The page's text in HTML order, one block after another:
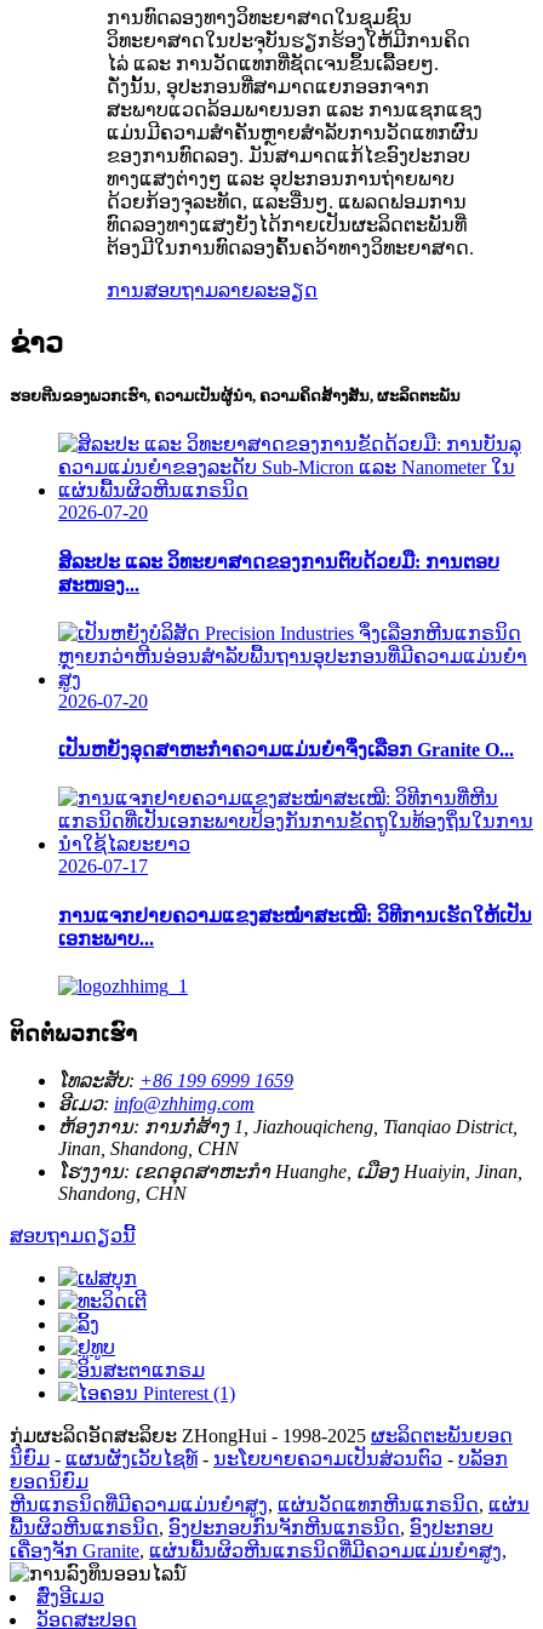
ການທົດລອງທາງວິທະຍາສາດໃນຊຸມຊົນ
ວິທະຍາສາດໃນປະຈຸບັນຮຽກຮ້ອງໃຫ້ມີການຄິດ
ໄລ່ ແລະ ການວັດແທກທີ່ຊັດເຈນຂຶ້ນເລື້ອຍໆ.
ດັ່ງນັ້ນ, ອຸປະກອນທີ່ສາມາດແຍກອອກຈາກ
ສະພາບແວດລ້ອມພາຍນອກ ແລະ ການແຊກແຊງ
ແມ່ນມີຄວາມສຳຄັນຫຼາຍສຳລັບການວັດແທກຜົນ
ຂອງການທົດລອງ. ມັນສາມາດແກ້ໄຂອົງປະກອບ
ທາງແສງຕ່າງໆ ແລະ ອຸປະກອນການຖ່າຍພາບ
ດ້ວຍກ້ອງຈຸລະທັດ, ແລະອື່ນໆ. ແພລດຟອມການ
ທົດລອງທາງແສງຍັງໄດ້ກາຍເປັນຜະລິດຕະພັນທີ່
ຕ້ອງມີໃນການທົດລອງຄົ້ນຄວ້າທາງວິທະຍາສາດ.
ການສອບຖາມລາຍລະອຽດ
ຂ່າວ
ຮອຍຕີນຂອງພວກເຮົາ, ຄວາມເປັນຜູ້ນຳ, ຄວາມຄິດສ້າງສັນ, ຜະລິດຕະພັນ
2026-07-20
ສິລະປະ ແລະ ວິທະຍາສາດຂອງການຕົບດ້ວຍມື: ການຕອບ
ສະໜອງ...
2026-07-20
ເປັນຫຍັງອຸດສາຫະກໍາຄວາມແມ່ນຍໍາຈຶ່ງເລືອກ Granite O...
2026-07-17
ການແຈກຢາຍຄວາມແຂງສະໝໍ່າສະເໝີ: ວິທີການເຮັດໃຫ້ເປັນ
ເອກະພາບ...
ຕິດຕໍ່ພວກເຮົາ
ໂທລະສັບ: +86 199 6999 1659
ອີເມວ: info@zhhimg.com
ຫ້ອງການ: ການກໍ່ສ້າງ 1, Jiazhouqicheng, Tianqiao District,
Jinan, Shandong, CHN
ໂຮງງານ: ເຂດ​ອຸດ​ສາ​ຫະ​ກໍາ Huanghe​, ເມືອງ Huaiyin​, Jinan​,
Shandong​, CHN​
ສອບຖາມດຽວນີ້
ກຸ່ມຜະລິດອັດສະລິຍະ ZHongHui - 1998-2025 ຜະລິດຕະພັນຍອດ
ນິຍົມ - ແຜນຜັງເວັບໄຊທ໌ - ນະໂຍບາຍຄວາມເປັນສ່ວນຕົວ - ບລັອກ
ຍອດນິຍົມ
ຫີນແກຣນິດທີ່ມີຄວາມແມ່ນຍໍາສູງ, ແຜ່ນວັດແທກຫີນແກຣນິດ, ແຜ່ນ
ພື້ນຜິວຫີນແກຣນິດ, ອົງປະກອບກົນຈັກຫີນແກຣນິດ, ອົງປະກອບ
ເຄື່ອງຈັກ Granite, ແຜ່ນພື້ນຜິວຫີນແກຣນິດທີ່ມີຄວາມແມ່ນຍໍາສູງ,
ສົ່ງອີເມວ
ວັອດສະປອດ